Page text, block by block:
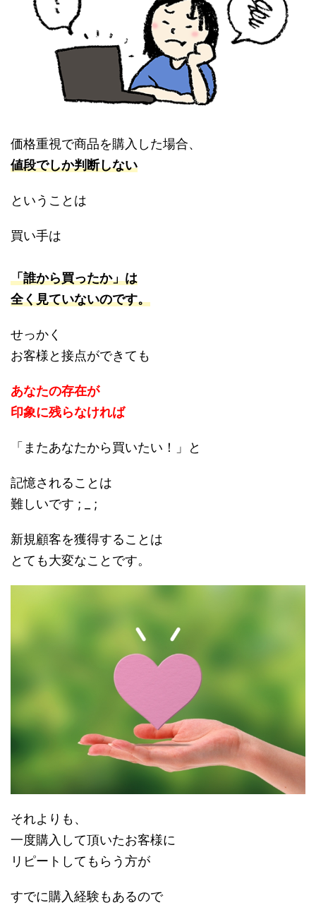
価格重視で商品を購入した場合、
値段でしか判断しない
ということは
買い手は
「誰から買ったか」は
全く見ていないのです。
せっかく
お客様と接点ができても
あなたの存在が
印象に残らなければ
「またあなたから買いたい！」と
記憶されることは
難しいです ; _ ;
新規顧客を獲得することは
とても大変なことです。
それよりも、
一度購入して頂いたお客様に
リピートしてもらう方が
すでに購入経験もあるので